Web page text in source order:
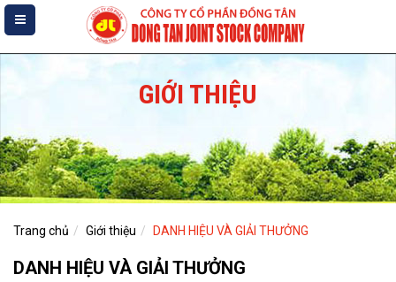
GIỚI THIỆU
Trang chủ Giới thiệu DANH HIỆU VÀ GIẢI THƯỞNG
DANH HIỆU VÀ GIẢI THƯỞNG